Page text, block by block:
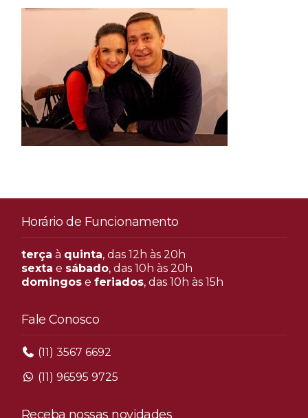
Horário de Funcionamento
terça à quinta, das 12h às 20h
sexta e sábado, das 10h às 20h
domingose feriados, das 10h às 15h
Fale Conosco
(11) 3567 6692
(11) 96595 9725
Receba nossas novidades